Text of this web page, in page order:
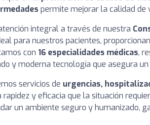
permite mejorar la calidad de
integral a través de nuestra
para nuestros pacientes,
con 16 especialidades médicas,
y moderna tecnología que asegura
servicios de urgencias,
y eficacia que la situación
un ambiente seguro y humanizado,